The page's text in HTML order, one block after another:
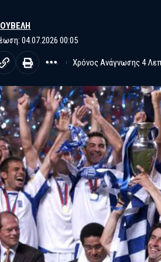
04.07.2026 00:05
Χρόνος Ανάγνωσης 4